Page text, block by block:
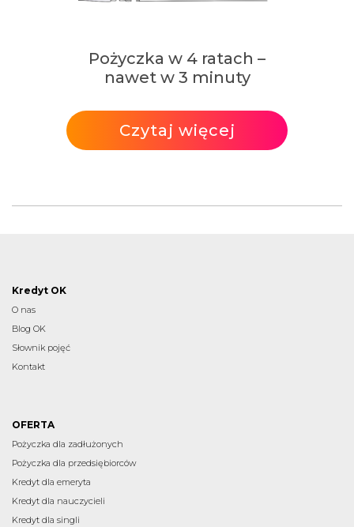
Pożyczka w 4 ratach –
nawet w 3 minuty
Czytaj więcej
Kredyt OK
O nas
Blog OK
Słownik pojęć
Kontakt
OFERTA
Pożyczka dla zadłużonych
Pożyczka dla przedsiębiorców
Kredyt dla emeryta
Kredyt dla nauczycieli
Kredyt dla singli